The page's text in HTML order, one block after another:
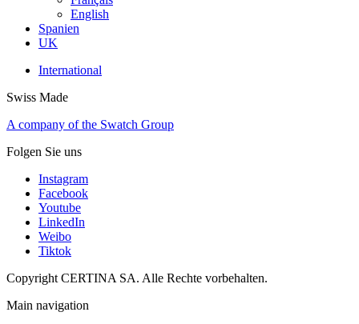
English
Spanien
UK
International
Swiss Made
A company of the Swatch Group
Folgen Sie uns
Instagram
Facebook
Youtube
LinkedIn
Weibo
Tiktok
Copyright CERTINA SA. Alle Rechte vorbehalten.
Main navigation